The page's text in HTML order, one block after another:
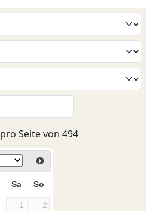
pro Seite von 494
Sa So
1
2